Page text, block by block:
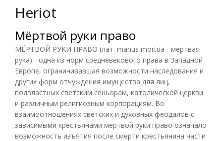
Heriot
Мёртвой руки право
МЁРТВОЙ РУКИ ПРАВО (лат. manus mortua - мертвая
рука) - одна из норм средневекового права в Западной
Европе, ограничивавшая возможности наследования и
других форм отчуждения имущества для лиц,
подвластных светским сеньорам, католической церкви
и различным религиозным корпорациям. Во
взаимоотношениях светских и духовных феодалов с
зависимыми крестьянами мёртвой руки право означало
возможность изъятия после смерти крестьянина части